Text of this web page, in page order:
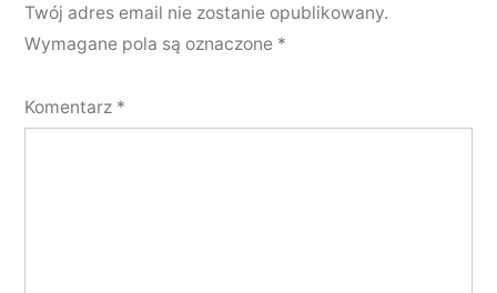
Twój adres email nie zostanie opublikowany.
Wymagane pola są oznaczone *
Komentarz *